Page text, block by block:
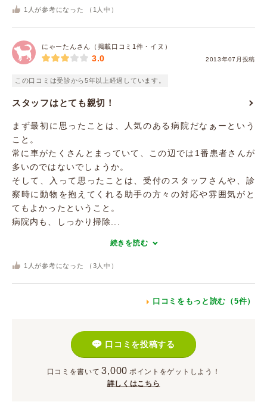
1 人が参考になった （ 1 人中）
にゃーたんさん（掲載口コミ1件・イヌ）
2013年07月投稿
3.0
この口コミは受診から5年以上経過しています。
スタッフはとても親切！
まず最初に思ったことは、人気のある病院だなぁーという
こと。
常に車がたくさんとまっていて、この辺では1番患者さんが
多いのではないでしょうか。
そして、入って思ったことは、受付のスタッフさんや、診
察時に動物を抱えてくれる助手の方々の対応や雰囲気がと
てもよかったということ。
病院内も、しっかり掃除...
続きを読む
1 人が参考になった （ 3 人中）
口コミをもっと読む（5件）
口コミを投稿する
口コミを書いて 3,000 ポイント をゲットしよう！
詳しくはこちら